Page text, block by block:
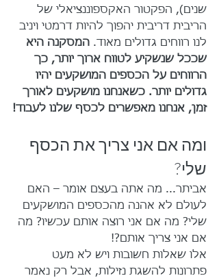
שנים), הפקטור האקספוננציאלי של
הריבית דריבית יהפוך להיות דרמטי ויניב
לנו רווחים גדולים מאוד. המסקנה היא
שככל שנשקיע לטווח ארוך יותר, כך
הרווחים על הכספים המושקעים יהיו
גדולים יותר. כשאנחנו מושקעים לאורך
זמן, אנחנו מאפשרים לכסף שלנו לעבוד!
ומה אם אני צריך את הכסף
שלי?
אביתר... מה אתה בעצם אומר – האם
לעולם לא אהנה מהכספים המושקעים
שלי? מה אם אני רוצה אותם עכשיו? מה
אם אני צריך אותם?!
אלו שאלות חשובות ויש לא מעט
פתרונות להשגת נזילות, אבל רק נאמר